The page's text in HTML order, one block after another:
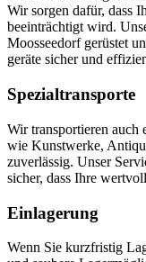
Wir sorgen dafür, dass
beeinträchtigt wird.
Moosseedorf gerüstet
geräte sicher und
Spezialtransporte
Wir transportieren auch
wie Kunstwerke,
zuverlässig. Unser
sicher, dass Ihre
Einlagerung
Wenn Sie kurzfristig